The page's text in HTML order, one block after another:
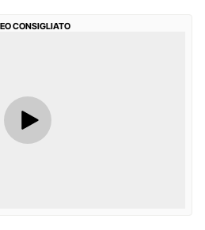
CONSIGLIATO